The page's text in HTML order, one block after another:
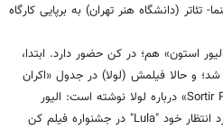
تئاتر (دانشگاه هنر تهران) به برپایی کارگاه
استون» هم؛ در کن حضور دارد. ابتدا،
و حالا فیلمش (لولا) در جدول «اکران
ویژه» خودنمایی می‌کند. سایت «Sortir Paris» درباره لولا نوشته است: الیور
استون در حال رونمایی از مستند مورد انتظار خود "Lula" در جشنواره فیلم کن